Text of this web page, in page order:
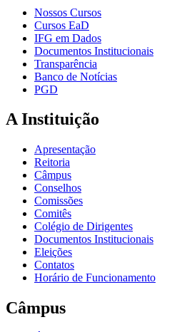
Nossos Cursos
Cursos EaD
IFG em Dados
Documentos Institucionais
Transparência
Banco de Notícias
PGD
A Instituição
Apresentação
Reitoria
Câmpus
Conselhos
Comissões
Comitês
Colégio de Dirigentes
Documentos Institucionais
Eleições
Contatos
Horário de Funcionamento
Câmpus